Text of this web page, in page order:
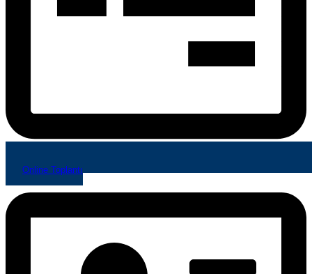
Online Toplantı